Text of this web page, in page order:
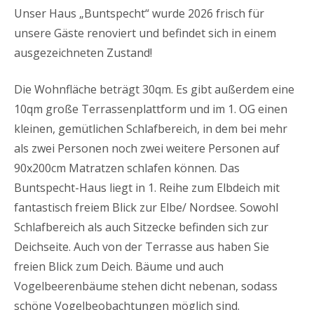
Unser Haus „Buntspecht“ wurde 2026 frisch für
unsere Gäste renoviert und befindet sich in einem
ausgezeichneten Zustand!
Die Wohnfläche beträgt 30qm. Es gibt außerdem eine
10qm große Terrassenplattform und im 1. OG einen
kleinen, gemütlichen Schlafbereich, in dem bei mehr
als zwei Personen noch zwei weitere Personen auf
90x200cm Matratzen schlafen können. Das
Buntspecht-Haus liegt in 1. Reihe zum Elbdeich mit
fantastisch freiem Blick zur Elbe/ Nordsee. Sowohl
Schlafbereich als auch Sitzecke befinden sich zur
Deichseite. Auch von der Terrasse aus haben Sie
freien Blick zum Deich. Bäume und auch
Vogelbeerenbäume stehen dicht nebenan, sodass
schöne Vogelbeobachtungen möglich sind.